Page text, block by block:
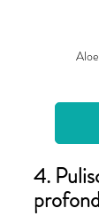
4.